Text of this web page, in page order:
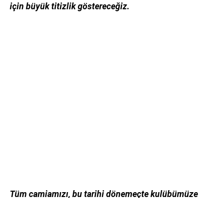
için büyük titizlik göstereceğiz.
Tüm camiamızı, bu tarihi dönemeçte kulübümüze